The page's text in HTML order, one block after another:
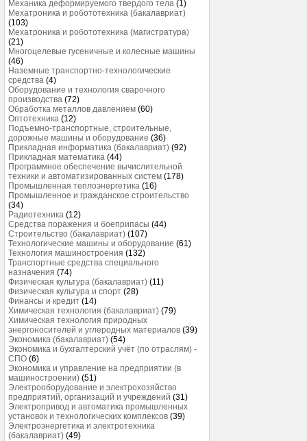
Механика деформируемого твердого тела (1)
Мехатроника и робототехника (бакалавриат)
(103)
Мехатроника и робототехника (магистратура)
(21)
Многоцелевые гусеничные и колесные машины
(46)
Наземные транспортно-технологические
средства (4)
Оборудование и технология сварочного
производства (72)
Обработка металлов давлением (60)
Оптотехника (12)
Подъемно-транспортные, строительные,
дорожные машины и оборудование (36)
Прикладная информатика (бакалавриат) (92)
Прикладная математика (44)
Программное обеспечение вычислительной
техники и автоматизированных систем (178)
Промышленная теплоэнергетика (16)
Промышленное и гражданское строительство
(34)
Радиотехника (12)
Средства поражения и боеприпасы (44)
Строительство (бакалавриат) (107)
Технологические машины и оборудование (61)
Технология машиностроения (132)
Транспортные средства специального
назначения (74)
Физическая культура (бакалавриат) (11)
Физическая культура и спорт (28)
Финансы и кредит (14)
Химическая технология (бакалавриат) (79)
Химическая технология природных
энергоносителей и углеродных материалов (39)
Экономика (бакалавриат) (54)
Экономика и бухгалтерский учёт (по отраслям) -
СПО (6)
Экономика и управление на предприятии (в
машиностроении) (51)
Электрооборудование и электрохозяйство
предприятий, организаций и учреждений (31)
Электропривод и автоматика промышленных
установок и технологических комплексов (39)
Электроэнергетика и электротехника
(бакалавриат) (49)